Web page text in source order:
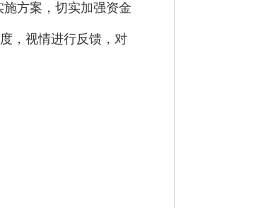
方案，切实加强资金
，视情进行反馈，对